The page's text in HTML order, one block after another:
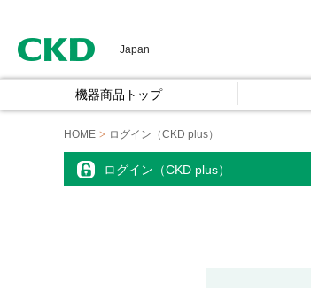
Japan
機器商品トップ
HOME ログイン（CKD plus）
ログイン（CKD plus）